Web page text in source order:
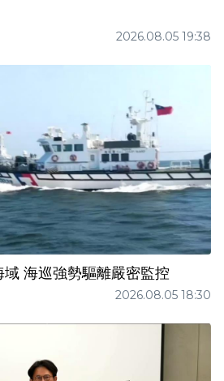
2026.08.05 19:38
海巡強勢驅離嚴密監控
2026.08.05 18:30